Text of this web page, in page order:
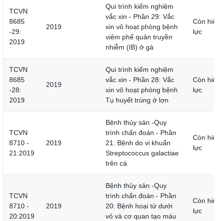
TCVN
8685
-29:
2019
2019
Qui trình kiểm nghiệm
vắc xin - Phần 29: Vắc
xin vô hoạt phòng bệnh
viêm phế quản truyền
nhiễm (IB) ở gà
Còn
lực
TCVN
8685
-28:
2019
2019
Qui trình kiểm nghiệm
vắc xin - Phần 28: Vắc
xin vô hoạt phòng bệnh
Tụ huyết trùng ở lợn
Còn
lực
TCVN
8710 -
21:2019
2019
Bệnh thủy sản -Quy
trình chẩn đoán - Phần
21: Bệnh do vi khuẩn
Streptococcus galactiae
trên cá
Còn
lực
TCVN
8710 -
20:2019
2019
Bệnh thủy sản -Quy
trình chẩn đoán - Phần
20: Bệnh hoại tử dưới
vỏ và cơ quan tạo máu
Còn
lực